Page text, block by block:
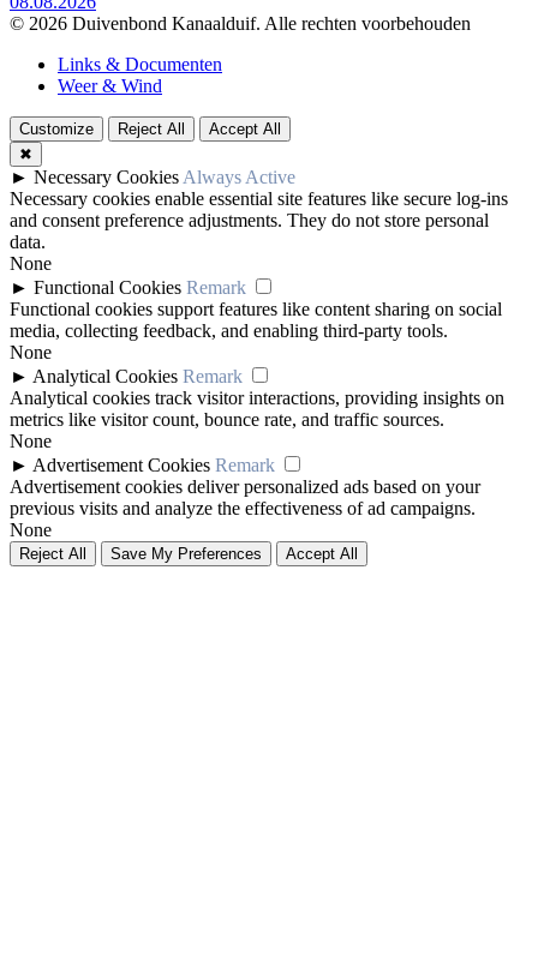
© 2026 Duivenbond Kanaalduif. Alle rechten voorbehouden
Links & Documenten
Weer & Wind
Customize Reject All
Accept All
✖
► Necessary Cookies Always Active
Necessary cookies enable essential site features like secure log-ins
and consent preference adjustments. They do not store personal
data.
None
► Functional Cookies Remark
Functional cookies support features like content sharing on social
media, collecting feedback, and enabling third-party tools.
None
► Analytical Cookies Remark
Analytical cookies track visitor interactions, providing insights on
metrics like visitor count, bounce rate, and traffic sources.
None
► Advertisement Cookies Remark
Advertisement cookies deliver personalized ads based on your
previous visits and analyze the effectiveness of ad campaigns.
None
Reject All Save My Preferences Accept All